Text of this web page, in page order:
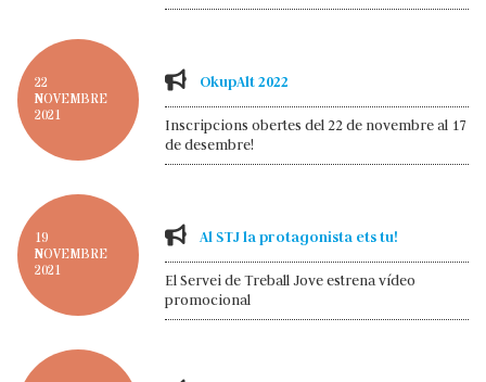
22
NOVEMBRE
2021
OkupAlt 2022
Inscripcions obertes del 22 de novembre al 17
de desembre!
19
NOVEMBRE
2021
Al STJ la protagonista ets tu!
El Servei de Treball Jove estrena vídeo
promocional